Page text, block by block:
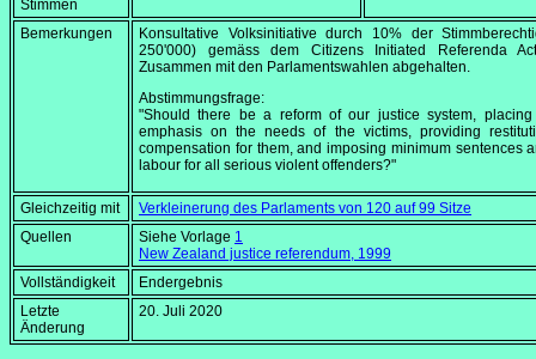
Stimmen
Bemerkungen
Konsultative Volksinitiative durch 10% der
250'000) gemäss dem Citizens Initiated Referenda
Zusammen mit den Parlamentswahlen abgehalten.
Abstimmungsfrage:
"Should there be a reform of our justice system, placing
emphasis on the needs of the victims, providing
compensation for them, and imposing minimum sentences
labour for all serious violent offenders?"
Gleichzeitig mit
Verkleinerung des Parlaments von 120 auf 99 Sitze
Quellen
Siehe Vorlage 1
New Zealand justice referendum, 1999
Vollständigkeit
Endergebnis
Letzte
Änderung
20. Juli 2020